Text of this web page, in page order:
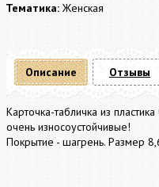
Тематика: Женская
Описание
Карточка-табличка из
очень износоустойчивые!
Покрытие - шагрень. Размер
Отзывы